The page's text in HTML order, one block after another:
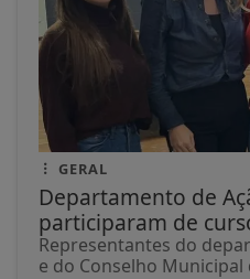
GERAL
Departamento de
participaram de
Representantes do
e do Conselho Municipal